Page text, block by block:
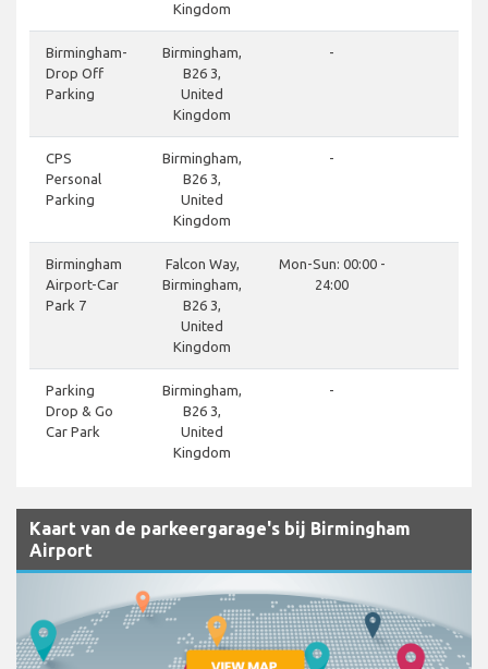
Kingdom
Birmingham-
Drop Off
Parking
Birmingham,
B26 3,
United
Kingdom
-
CPS
Personal
Parking
Birmingham,
B26 3,
United
Kingdom
-
Birmingham
Airport-Car
Park 7
Falcon Way,
Birmingham,
B26 3,
United
Kingdom
Mon-Sun: 00:00 -
24:00
Parking
Drop & Go
Car Park
Birmingham,
B26 3,
United
Kingdom
-
Kaart van de parkeergarage's bij Birmingham
Airport